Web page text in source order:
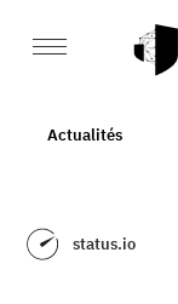
Actualités
status.io